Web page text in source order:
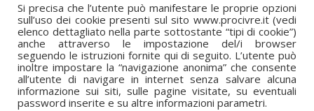
Si precisa che l’utente può manifestare le proprie opzioni
sull’uso dei cookie presenti sul sito www.procivre.it (vedi
elenco dettagliato nella parte sottostante “tipi di cookie”)
anche attraverso le impostazione del/i browser
seguendo le istruzioni fornite qui di seguito. L’utente può
inoltre impostare la “navigazione anonima” che consente
all’utente di navigare in internet senza salvare alcuna
informazione sui siti, sulle pagine visitate, su eventuali
password inserite e su altre informazioni parametri.